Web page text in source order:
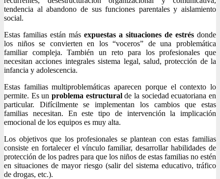
tendencia al abandono de sus funciones parentales y aislamiento
social.
Estas familias están más expuestas a situaciones de estrés donde
los niños se convierten en los “voceros” de una problemática
familiar compleja. También un reto para los profesionales que
necesitan acciones integrales sistema legal, salud, protección de la
infancia y adolescencia.
Estas familias multiproblemáticas aparecen porque el contexto lo
permite. Es un problema estructuralde la sociedad ecuatoriana en
particular. Difícilmente se implementan los cambios que estas
familias necesitan. En este tipo de intervención la implicación
emocional de los equipos es muy alta.
Los objetivos que los profesionales se plantean con estas familias
consiste en fortalecer el vínculo familiar, desarrollar habilidades de
protección de los padres para que los niños de estas familias no estén
en situaciones de mayor riesgo (salir del sistema educativo, tráfico
de drogas, etc.).